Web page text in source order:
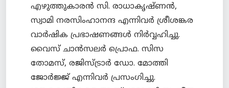
എഴുത്തുകാരന്‍ സി. രാധാകൃഷ്ണന്‍,
സ്വാമി നരസിംഹാനന്ദ എന്നിവര്‍ ശ്രീശങ്കര
വാര്‍ഷിക പ്രഭാഷണങ്ങള്‍ നിര്‍വ്വഹിച്ചു.
വൈസ് ചാന്‍സലര്‍ പ്രൊഫ. സിസ
തോമസ്, രജിസ്ട്രാര്‍ ഡോ. മോത്തി
ജോര്‍ജ്ജ് എന്നിവര്‍ പ്രസംഗിച്ചു.